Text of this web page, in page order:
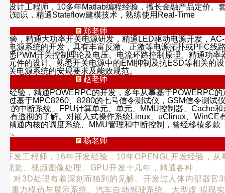
设计工程师，10多年Matlab编程经验，擅长金融产品定价、
域知识，精通Stateflow建模技术，熟练使用Real-Time
郑老师
验，精通大功率开关电源研发，精通LED驱动电源开发，AC-
电源系统的开发，具有丰富反激、正激等电源拓扑或PFC线
悉PWM开关控制理论及电压、电流环路控制原理。精通功率
元件的设计。熟悉开关电源中的EMI抑制及抗ESD等相关的设
关电源系统的安规要求及能效规范。
赵老师
经验，精通POWERPC的开发，多年从事基于POWERPC的
过基于MPC8260、8280的七号信令测试仪，GSM信令测试仪
的中断系统、FPU计算单元、单元、MMU控制器、Cache和
有透彻的了解。对嵌入式操作系统Linux、uClinux、WinCE
精通内核的调度系统、MMU管理和中断控制，曾经移植多款
。
杨老师
开发工程师，16年开发经验，10年OPENGL开发经验，从
视觉、视频图像处理、GPU开发十几年，精通各种
，对3D处理有着深刻而独到的见解。开发过人体内部器官
料重力模仿与展示系统、汽车自动驾驶系统、大型虚 拟现实